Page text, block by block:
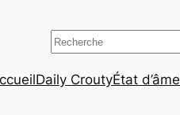
Rechercher
Daily CroutyÉtat d’âme